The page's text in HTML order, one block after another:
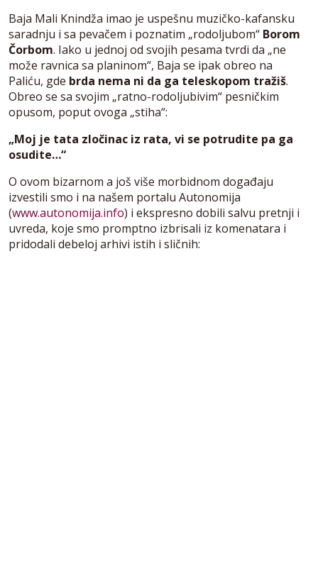
Baja Mali Knindža imao je uspešnu muzičko-kafansku
saradnju i sa pevačem i poznatim „rodoljubom“ Borom
Čorbom. Iako u jednoj od svojih pesama tvrdi da „ne
može ravnica sa planinom“, Baja se ipak obreo na
Paliću, gde brda nema ni da ga teleskopom tražiš.
Obreo se sa svojim „ratno-rodoljubivim“ pesničkim
opusom, poput ovoga „stiha“:
„Moj je tata zločinac iz rata, vi se potrudite pa ga
osudite…“
O ovom bizarnom a još više morbidnom događaju
izvestili smo i na našem portalu Autonomija
(www.autonomija.info) i ekspresno dobili salvu pretnji i
uvreda, koje smo promptno izbrisali iz komenatara i
pridodali debeloj arhivi istih i sličnih: